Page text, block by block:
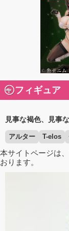
フィギュア
見事な褐色、見事
アルター T-elos
本サイトページは
おります。